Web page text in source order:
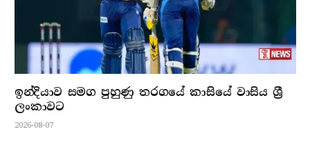
ඉන්දියාව සමග පුහුණු තරගයේ කාසියේ වාසිය ශ්‍රී
ලංකාවට
2026-08-07